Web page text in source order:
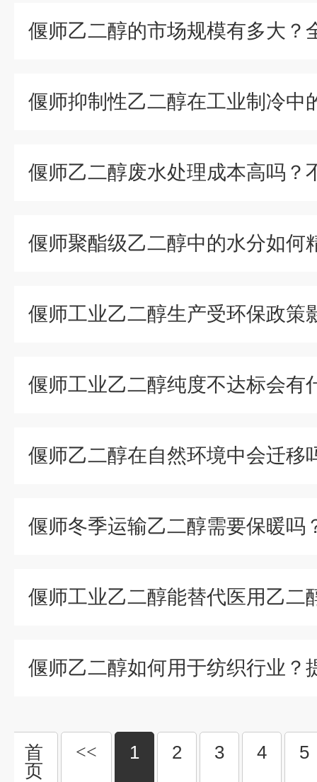
首
页
<< 1 2 3 4 5